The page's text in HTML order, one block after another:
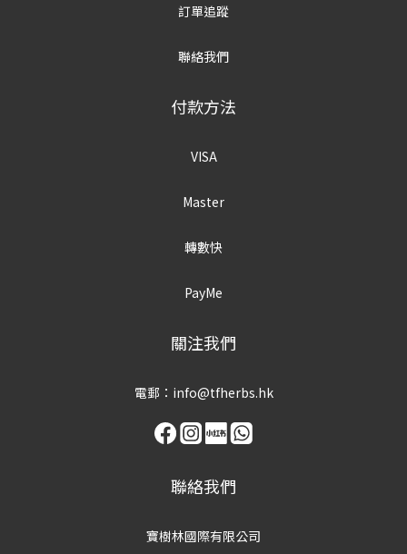
訂單追蹤
聯絡我們
付款方法
VISA
Master
轉數快
PayMe
關注我們
電郵：info@tfherbs.hk
聯絡我們
寶樹林國際有限公司